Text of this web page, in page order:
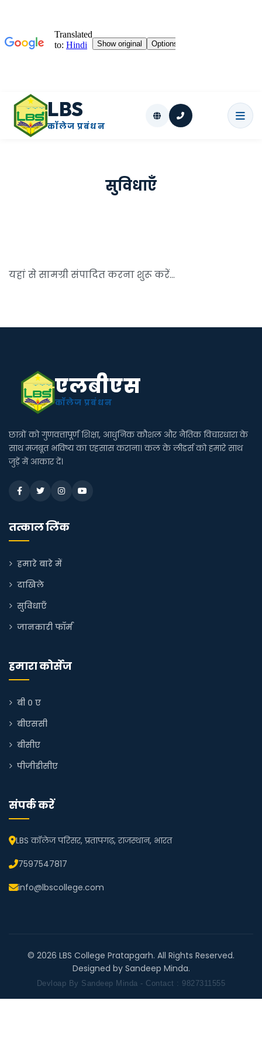
LBS
कॉलेज प्रबंधन
सुविधाएँ
यहां से सामग्री संपादित करना शुरू करें...
एलबीएस
कॉलेज प्रबंधन
छात्रों को गुणवत्तापूर्ण शिक्षा, आधुनिक कौशल और नैतिक विचारधारा के
साथ मजबूत भविष्य का एहसास कराना। कल के लीडर्स को हमारे साथ
जुड़ें में आकार दें।
तत्काल लिंक
हमारे बारे में
दाखिले
सुविधाएँ
जानकारी फॉर्म
हमारा कोर्सेज
बी ० ए
बीएससी
बीसीए
पीजीडीसीए
संपर्क करें
LBS कॉलेज परिसर, प्रतापगढ़, राजस्थान, भारत
7597547817
info@lbscollege.com
© 2026 LBS College Pratapgarh. All Rights Reserved.
Designed by Sandeep Minda.
Devloap By Sandeep Minda - Contact : 9827311555